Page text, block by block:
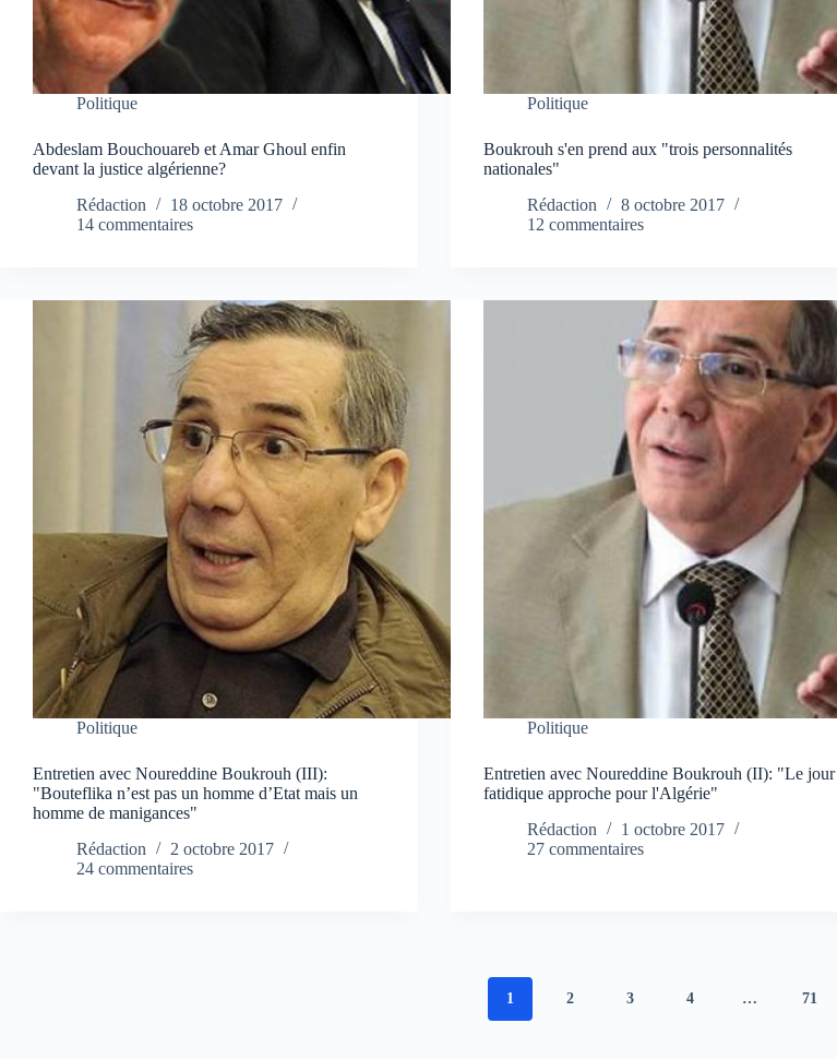
Politique
Abdeslam Bouchouareb et Amar Ghoul enfin
devant la justice algérienne?
Rédaction
18 octobre 2017
14 commentaires
Politique
Boukrouh s'en prend aux "trois personnalités
nationales"
Rédaction
8 octobre 2017
12 commentaires
Politique
Entretien avec Noureddine Boukrouh (III):
"Bouteflika n’est pas un homme d’Etat mais un
homme de manigances"
Rédaction
2 octobre 2017
24 commentaires
Politique
Entretien avec Noureddine Boukrouh (II): "Le jour
fatidique approche pour l'Algérie"
Rédaction
1 octobre 2017
27 commentaires
1 2 3 4 … 71